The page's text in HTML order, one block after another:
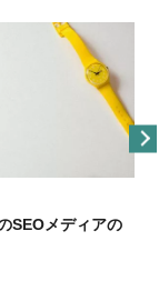
SEOメディアの